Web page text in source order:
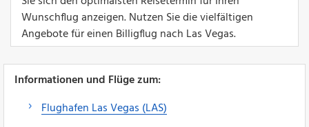
Wunschflug anzeigen. Nutzen Sie die vielfältigen
Angebote für einen Billigflug nach Las Vegas.
Informationen und Flüge zum:
Flughafen Las Vegas (LAS)